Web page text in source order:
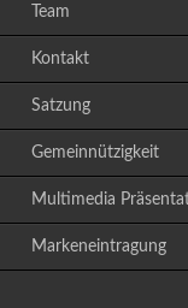
Team
Kontakt
Satzung
Gemeinnützigkeit
Multimedia
Markeneintragung